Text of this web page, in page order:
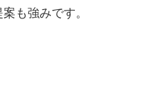
も強みです。